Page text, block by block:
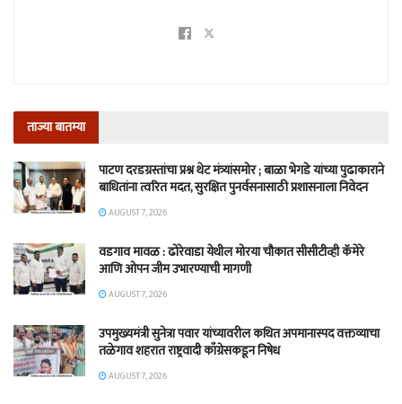
ताज्या बातम्या
पाटण दरडग्रस्तांचा प्रश्न थेट मंत्र्यांसमोर ; बाळा भेगडे यांच्या पुढाकाराने
बाधितांना त्वरित मदत, सुरक्षित पुनर्वसनासाठी प्रशासनाला निवेदन
AUGUST 7, 2026
वडगाव मावळ : ढोरेवाडा येथील मोरया चौकात सीसीटीव्ही कॅमेरे
आणि ओपन जीम उभारण्याची मागणी
AUGUST 7, 2026
उपमुख्यमंत्री सुनेत्रा पवार यांच्यावरील कथित अपमानास्पद वक्तव्याचा
तळेगाव शहरात राष्ट्रवादी काँग्रेसकडून निषेध
AUGUST 7, 2026